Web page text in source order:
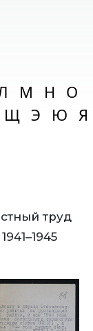
М Н О
Щ Э Ю Я
труд